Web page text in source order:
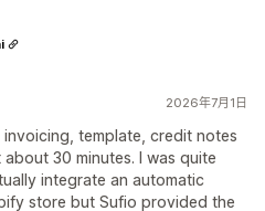
2026年7月1日
invoicing, template, credit notes
30 minutes. I was quite
integrate an automatic
store but Sufio provided the